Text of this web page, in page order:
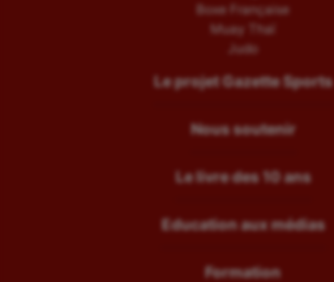
Boxe Française
Muay Thaï
Judo
Le projet Gazette Sports
Nous soutenir
Le livre des 10 ans
Education aux médias
Formation